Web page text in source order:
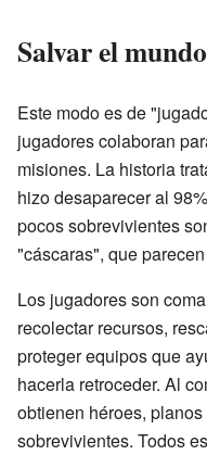
Salvar el
Este modo es de
jugadores colaboran
misiones. La historia
hizo desaparecer al
pocos sobrevivientes
"cáscaras", que parecen
Los jugadores son
recolectar recursos,
proteger equipos que
hacerla retroceder. Al
obtienen héroes,
sobrevivientes. Todos